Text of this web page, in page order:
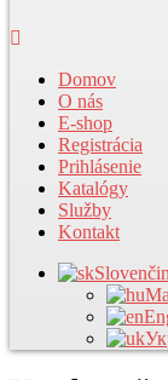
Domov
O nás
E-shop
Registrácia
Prihlásenie
Katalógy
Služby
Kontakt